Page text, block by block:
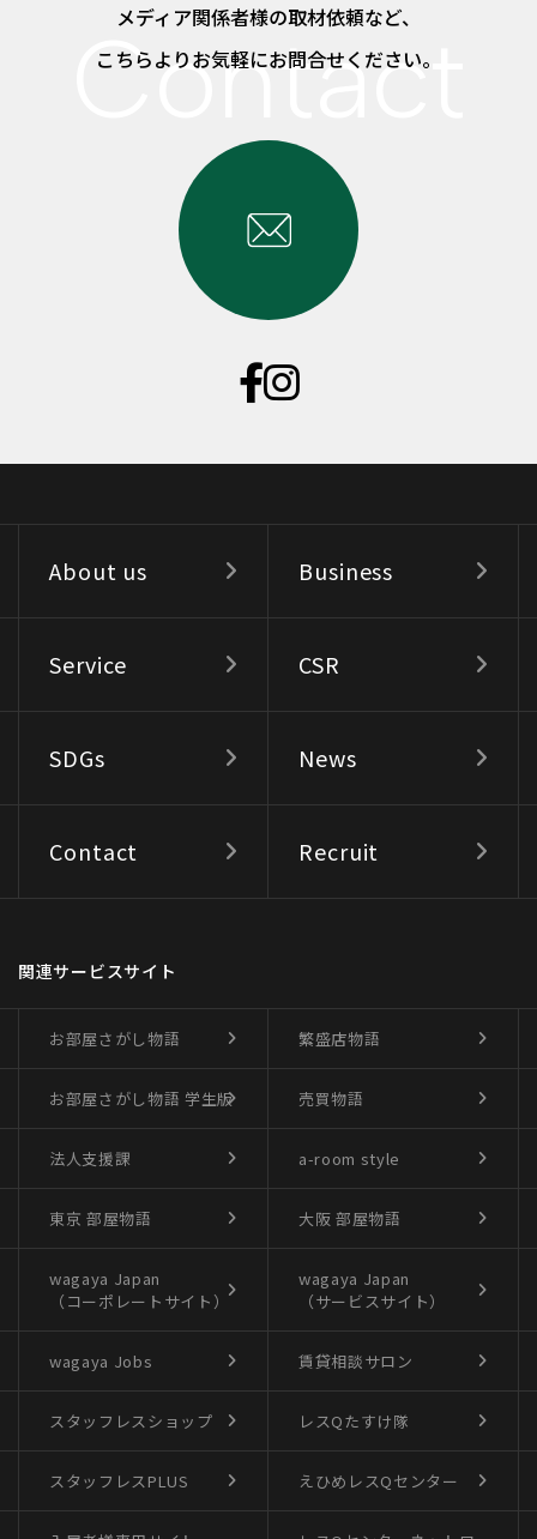
メディア関係者様の取材依頼など、
こちらよりお気軽にお問合せください。
About us Business
Service CSR
SDGs News
Contact Recruit
関連サービスサイト
お部屋さがし物語 繁盛店物語
お部屋さがし物語 学生版 売買物語
法人支援課 a-room style
東京 部屋物語 大阪 部屋物語
wagaya Japan
（コーポレートサイト）
wagaya Japan
（サービスサイト）
wagaya Jobs 賃貸相談サロン
スタッフレスショップ レスQたすけ隊
スタッフレスPLUS えひめレスQセンター